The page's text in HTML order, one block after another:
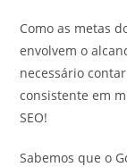
Como as metas
envolvem o
necessário
consistente em
SEO!
Sabemos que o